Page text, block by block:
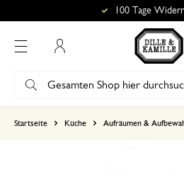
100 Tage
Startseite Küche Aufräumen &